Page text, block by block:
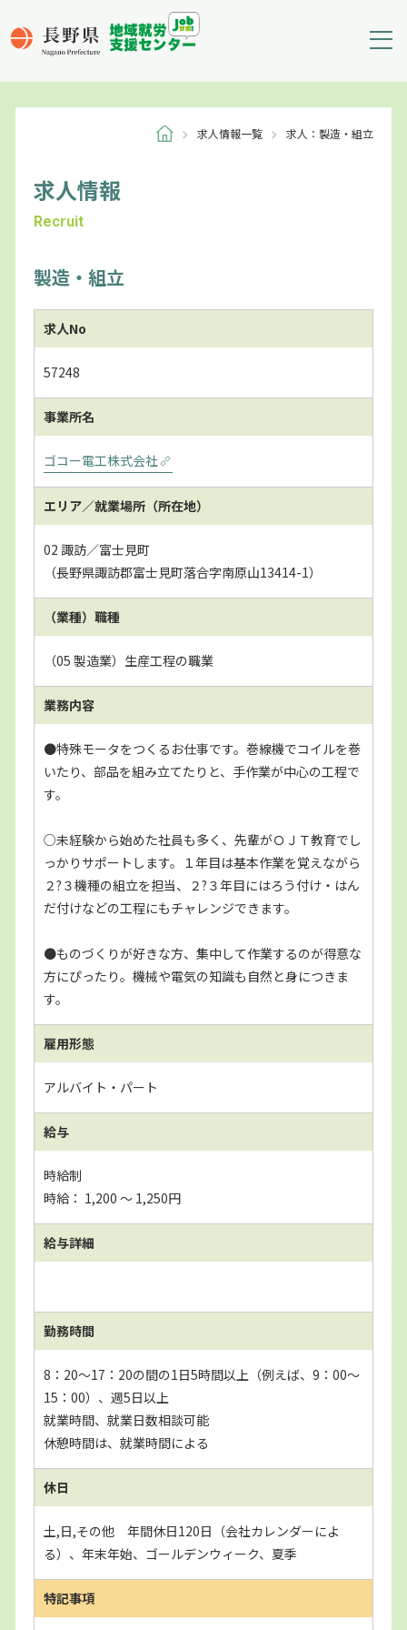
求人情報一覧 求人：製造・組立
求人情報
Recruit
製造・組立
求人No
57248
事業所名
ゴコー電工株式会社
エリア／就業場所（所在地）
02 諏訪／富士見町
（長野県諏訪郡富士見町落合字南原山13414-1）
（業種）職種
（05 製造業）生産工程の職業
業務内容
●特殊モータをつくるお仕事です。巻線機でコイルを巻
いたり、部品を組み立てたりと、手作業が中心の工程で
す。
○未経験から始めた社員も多く、先輩がＯＪＴ教育でし
っかりサポートします。１年目は基本作業を覚えながら
２?３機種の組立を担当、２?３年目にはろう付け・はん
だ付けなどの工程にもチャレンジできます。
●ものづくりが好きな方、集中して作業するのが得意な
方にぴったり。機械や電気の知識も自然と身につきま
す。
雇用形態
アルバイト・パート
給与
時給制
時給： 1,200 〜 1,250円
給与詳細
勤務時間
8：20～17：20の間の1日5時間以上（例えば、9：00～
15：00）、週5日以上
就業時間、就業日数相談可能
休憩時間は、就業時間による
休日
土,日,その他 年間休日120日（会社カレンダーによ
る）、年末年始、ゴールデンウィーク、夏季
特記事項